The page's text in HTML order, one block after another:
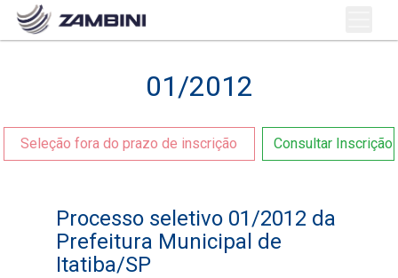
01/2012
Seleção fora do prazo de inscrição Consultar Inscrição
Processo seletivo 01/2012 da
Prefeitura Municipal de
Itatiba/SP